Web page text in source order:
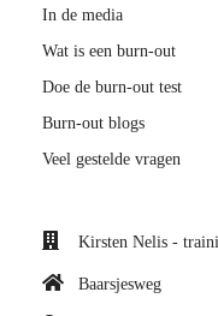
In de media
Wat is een burn-out
Doe de burn-out test
Burn-out blogs
Veel gestelde vragen
Kirsten Nelis -
Baarsjesweg